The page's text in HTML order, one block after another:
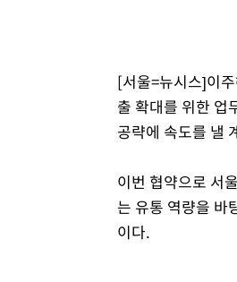
[서울=뉴시스]이
출 확대를 위한 업
공략에 속도를 낼
이번 협약으로 서
는 유통 역량을 바
이다.